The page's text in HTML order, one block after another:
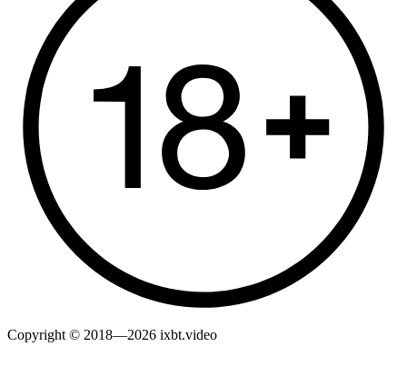
Copyright © 2018—2026 ixbt.video